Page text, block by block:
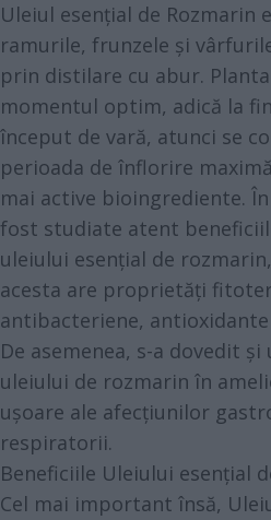
Uleiul esențial de Rozmarin
ramurile, frunzele și
prin distilare cu abur.
momentul optim, adică la
început de vară, atunci se
perioada de înflorire
mai active bioingrediente.
fost studiate atent
uleiului esențial de
acesta are proprietăți
antibacteriene,
De asemenea, s-a dovedit
uleiului de rozmarin în
ușoare ale afecțiunilor
respiratorii.
Beneficiile Uleiului esențial
Cel mai important însă,